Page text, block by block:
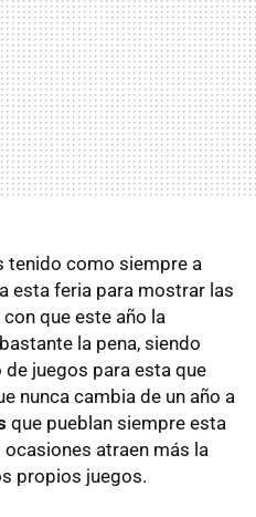
tenido como siempre a
esta feria para mostrar las
que este año la
la pena, siendo
de juegos para esta que
nunca cambia de un año a
que pueblan siempre esta
atraen más la
propios juegos.